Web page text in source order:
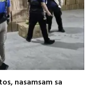
nasamsam sa